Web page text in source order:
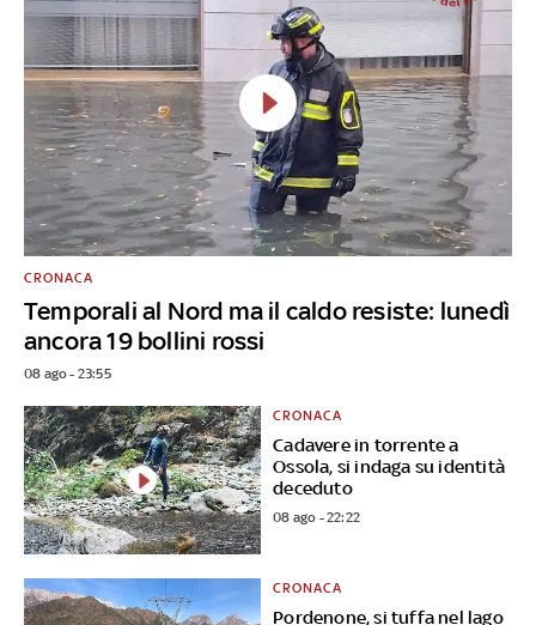
Temporali al Nord ma il caldo resiste: lunedì
ancora 19 bollini rossi
CRONACA
08 ago - 23:55
Cadavere in torrente a
Ossola, si indaga su identità
deceduto
CRONACA
08 ago - 22:22
Pordenone, si tuffa nel lago
CRONACA